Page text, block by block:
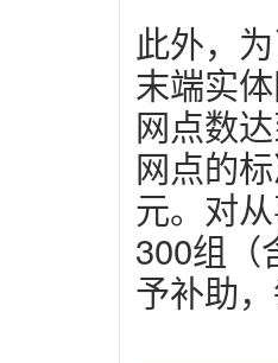
此外，
末端实
网点数
网点的
元。对
300组（
予补助